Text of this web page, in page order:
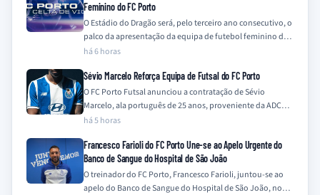
Feminino do FC Porto
O Estádio do Dragão será, pelo terceiro ano consecutivo, o
palco da apresentação da equipa de futebol feminino do
FC Porto, num…
há 6 horas
Sévio Marcelo Reforça Equipa de Futsal do FC Porto
O FC Porto Futsal anunciou a contratação de Sévio
Marcelo, ala português de 25 anos, proveniente da ADCR
Caxinas Poça Barca, para…
há 5 horas
Francesco Farioli do FC Porto Une-se ao Apelo Urgente do
Banco de Sangue do Hospital de São João
O treinador do FC Porto, Francesco Farioli, juntou-se ao
apelo do Banco de Sangue do Hospital de São João, no